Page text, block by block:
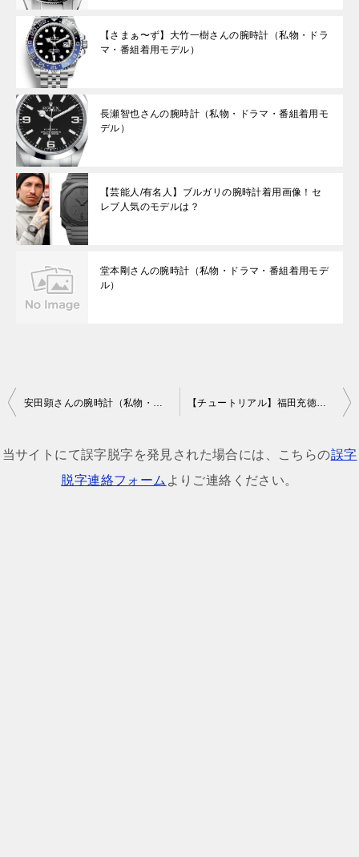
【さまぁ〜ず】大竹一樹さんの腕時計（私物・ドラ
マ・番組着用モデル）
長瀬智也さんの腕時計（私物・ドラマ・番組着用モ
デル）
【芸能人/有名人】ブルガリの腕時計着用画像！セ
レブ人気のモデルは？
堂本剛さんの腕時計（私物・ドラマ・番組着用モデ
ル）
投
ナ
当サイトにて誤字脱字を発見された場合には、こちらの誤字
脱字連絡フォーム よりご連絡ください。